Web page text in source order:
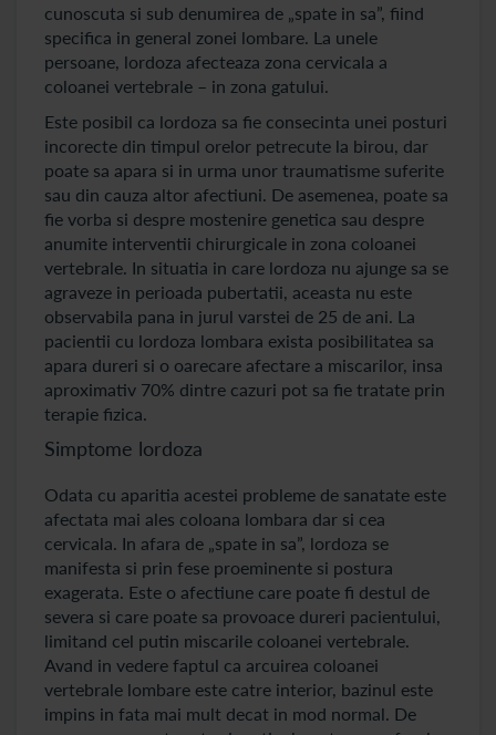
cunoscuta si sub denumirea de „spate in sa”, fiind
specifica in general zonei lombare. La unele
persoane, lordoza afecteaza zona cervicala a
coloanei vertebrale – in zona gatului.
Este posibil ca lordoza sa fie consecinta unei posturi
incorecte din timpul orelor petrecute la birou, dar
poate sa apara si in urma unor traumatisme suferite
sau din cauza altor afectiuni. De asemenea, poate sa
fie vorba si despre mostenire genetica sau despre
anumite interventii chirurgicale in zona coloanei
vertebrale. In situatia in care lordoza nu ajunge sa se
agraveze in perioada pubertatii, aceasta nu este
observabila pana in jurul varstei de 25 de ani. La
pacientii cu lordoza lombara exista posibilitatea sa
apara dureri si o oarecare afectare a miscarilor, insa
aproximativ 70% dintre cazuri pot sa fie tratate prin
terapie fizica.
Simptome lordoza
Odata cu aparitia acestei probleme de sanatate este
afectata mai ales coloana lombara dar si cea
cervicala. In afara de „spate in sa”, lordoza se
manifesta si prin fese proeminente si postura
exagerata. Este o afectiune care poate fi destul de
severa si care poate sa provoace dureri pacientului,
limitand cel putin miscarile coloanei vertebrale.
Avand in vedere faptul ca arcuirea coloanei
vertebrale lombare este catre interior, bazinul este
impins in fata mai mult decat in mod normal. De